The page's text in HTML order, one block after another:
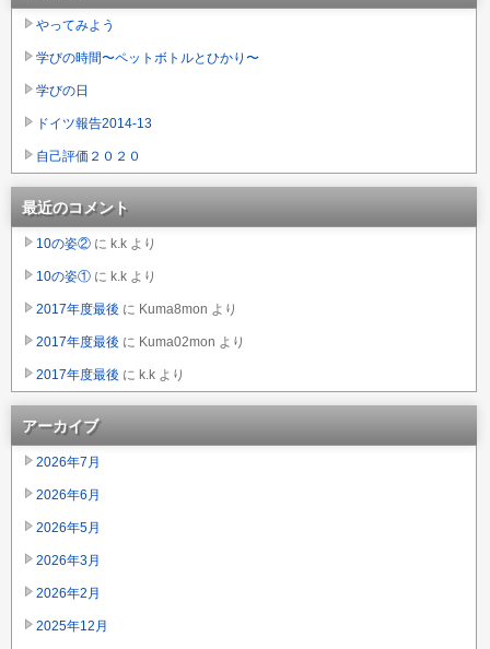
やってみよう
学びの時間〜ペットボトルとひかり〜
学びの日
ドイツ報告2014-13
自己評価２０２０
最近のコメント
10の姿② に k.k より
10の姿① に k.k より
2017年度最後 に Kuma8mon より
2017年度最後 に Kuma02mon より
2017年度最後 に k.k より
アーカイブ
2026年7月
2026年6月
2026年5月
2026年3月
2026年2月
2025年12月